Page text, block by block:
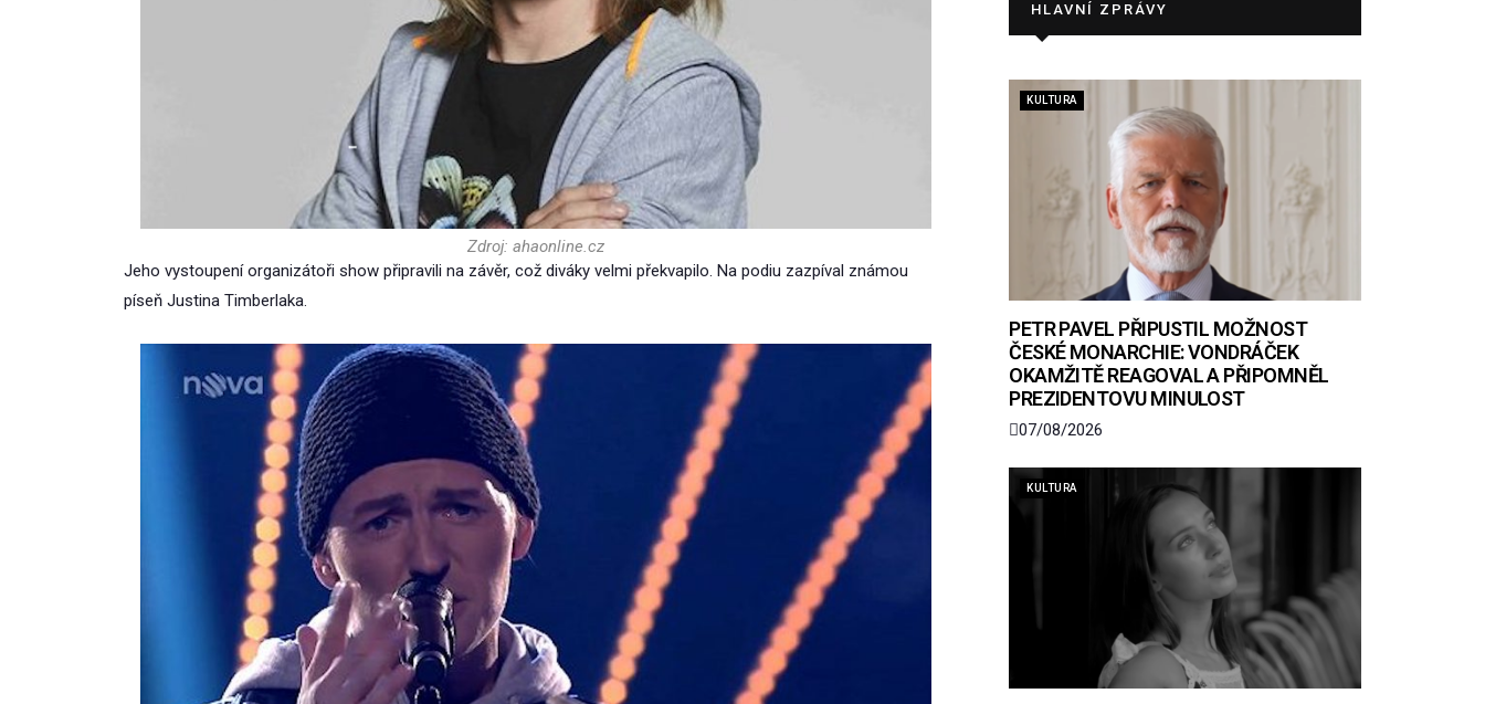
Zdroj: ahaonline.cz
Jeho vystoupení organizátoři show připravili na závěr, což diváky velmi překvapilo. Na podiu zazpíval známou
píseň Justina Timberlaka.
HLAVNÍ ZPRÁVY
KULTURA
PETR PAVEL PŘIPUSTIL MOŽNOST
ČESKÉ MONARCHIE: VONDRÁČEK
OKAMŽITĚ REAGOVAL A PŘIPOMNĚL
PREZIDENTOVU MINULOST
07/08/2026
KULTURA